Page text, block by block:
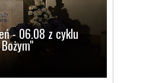
- 06.08 z cyklu